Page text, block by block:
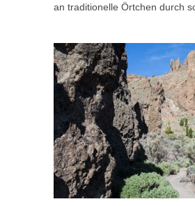
an traditionelle Örtchen durch